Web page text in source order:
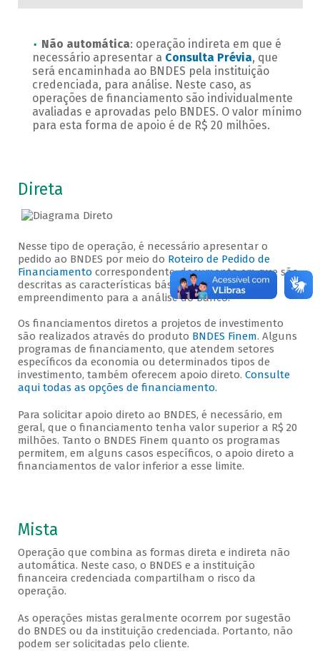
Não automática: operação indireta em que é
necessário apresentar a Consulta Prévia, que
será encaminhada ao BNDES pela instituição
credenciada, para análise. Neste caso, as
operações de financiamento são individualmente
avaliadas e aprovadas pelo BNDES. O valor mínimo
para esta forma de apoio é de R$ 20 milhões.
Direta
Nesse tipo de operação, é necessário apresentar o
pedido ao BNDES por meio do Roteiro de Pedido de
Financiamento correspondente, documento em que são
descritas as características básicas da empresa e do
empreendimento para a análise do Banco.
Os financiamentos diretos a projetos de investimento
são realizados através do produto BNDES Finem. Alguns
programas de financiamento, que atendem setores
específicos da economia ou determinados tipos de
investimento, também oferecem apoio direto. Consulte
aqui todas as opções de financiamento.
Para solicitar apoio direto ao BNDES, é necessário, em
geral, que o financiamento tenha valor superior a R$ 20
milhões. Tanto o BNDES Finem quanto os programas
permitem, em alguns casos específicos, o apoio direto a
financiamentos de valor inferior a esse limite.
Mista
Operação que combina as formas direta e indireta não
automática. Neste caso, o BNDES e a instituição
financeira credenciada compartilham o risco da
operação.
As operações mistas geralmente ocorrem por sugestão
do BNDES ou da instituição credenciada. Portanto, não
podem ser solicitadas pelo cliente.